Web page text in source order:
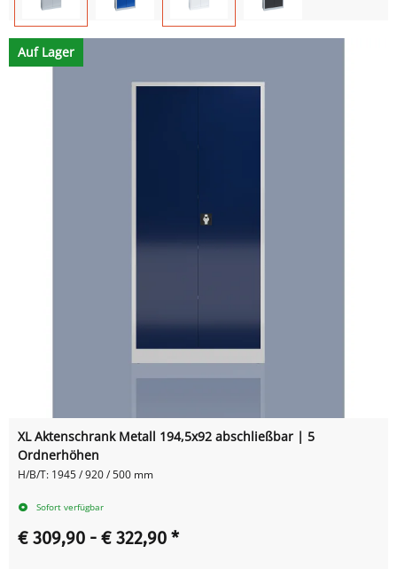
Auf Lager
XL Aktenschrank Metall 194,5x92 abschließbar | 5
Ordnerhöhen
H/B/T: 1945 / 920 / 500 mm
Sofort verfügbar
€ 309,90 - € 322,90 *